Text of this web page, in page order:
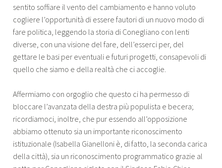
sentito soffiare il vento del cambiamento e hanno voluto
cogliere l’opportunità di essere fautori di un nuovo modo di
fare politica, leggendo la storia di Conegliano con lenti
diverse, con una visione del fare, dell’esserci per, del
gettare le basi per eventuali e futuri progetti, consapevoli di
quello che siamo e della realtà che ci accoglie.
Affermiamo con orgoglio che questo ci ha permesso di
bloccare l’avanzata della destra più populista e becera;
ricordiamoci, inoltre, che pur essendo all’opposizione
abbiamo ottenuto sia un importante riconoscimento
istituzionale (Isabella Gianelloni è, di fatto, la seconda carica
della città), sia un riconoscimento programmatico grazie al